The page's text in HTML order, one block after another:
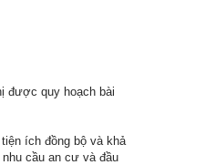
được quy hoạch bài
ích đồng bộ và khả
cầu an cư và đầu